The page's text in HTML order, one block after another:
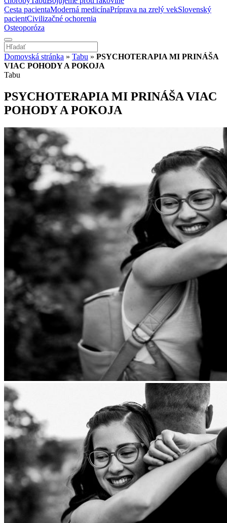
Cesta pacientaModerná medicínaPríprava na zrelý vekSlovenský
pacientCivilizačné ochorenia
Osteoporóza
Domovská stránka » Tabu » PSYCHOTERAPIA MI PRINÁŠA
VIAC POHODY A POKOJA
Tabu
PSYCHOTERAPIA MI PRINÁŠA VIAC
POHODY A POKOJA